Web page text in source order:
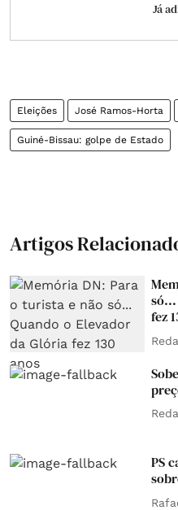
Já
Eleições José Ramos-Horta
Guiné-Bissau: golpe de Estado
Artigos
fez
PS